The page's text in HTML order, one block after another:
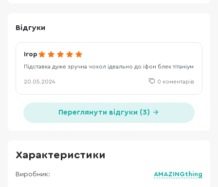
Відгуки
Ігор
Підставка дуже зручна чохол ідеально до іфон блек тітаніум
20.05.2024 0 коментарів
Переглянути відгуки (3)
Характеристики
Виробник: AMAZINGthing